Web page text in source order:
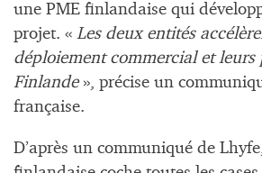
une PME finlandaise qui
projet. « Les deux entités
déploiement commercial et leurs
Finlande », précise un
française.
D’après un communiqué de